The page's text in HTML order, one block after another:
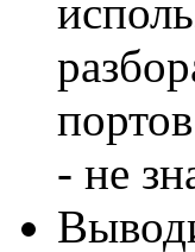
- не